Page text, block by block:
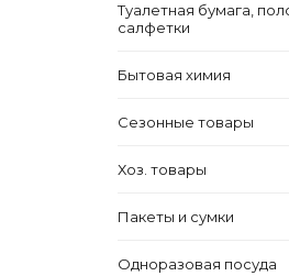
Туалетная бумага,
салфетки
Бытовая химия
Сезонные товары
Хоз. товары
Пакеты и сумки
Одноразовая посуда